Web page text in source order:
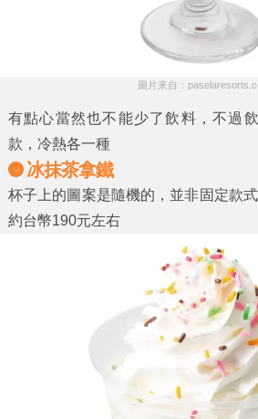
圖片來自：
有點心當然也不能少了飲料，不過
款，冷熱各一種
冰抹茶拿鐵
杯子上的圖案是隨機的，並非固定款
約台幣190元左右